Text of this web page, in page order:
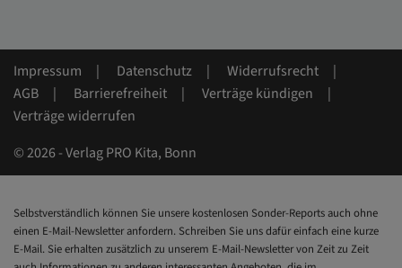
Impressum Datenschutz
Widerrufsrecht
AGB
Barrierefreiheit
Verträge kündigen
Verträge widerrufen
© 2026 - Verlag PRO Kita, Bonn
Selbstverständlich können Sie unsere kostenlosen Sonder-Reports auch ohne
einen E-Mail-Newsletter anfordern. Schreiben Sie uns dafür einfach eine kurze
E-Mail. Sie erhalten zusätzlich zu unserem E-Mail-Newsletter von Zeit zu Zeit